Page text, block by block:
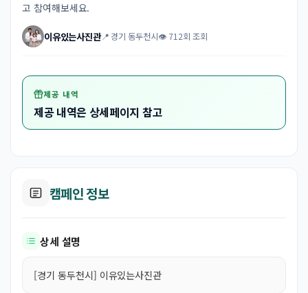
고 참여해보세요.
이유있는사진관📍 경기 동두천시👁 712회 조회
제공 내역
제공 내역은 상세페이지 참고
캠페인 정보
상세 설명
[경기 동두천시] 이유있는사진관